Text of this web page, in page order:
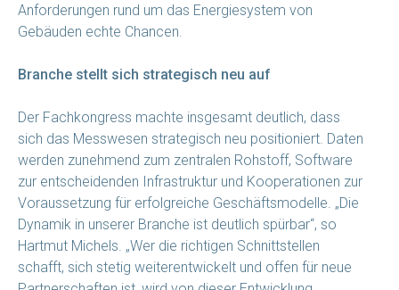
Anforderungen rund um das Energiesystem von
Gebäuden echte Chancen.
Branche stellt sich strategisch neu auf
Der Fachkongress machte insgesamt deutlich, dass
sich das Messwesen strategisch neu positioniert. Daten
werden zunehmend zum zentralen Rohstoff, Software
zur entscheidenden Infrastruktur und Kooperationen zur
Voraussetzung für erfolgreiche Geschäftsmodelle. „Die
Dynamik in unserer Branche ist deutlich spürbar“, so
Hartmut Michels. „Wer die richtigen Schnittstellen
schafft, sich stetig weiterentwickelt und offen für neue